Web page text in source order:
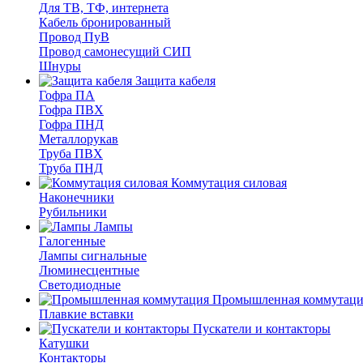
Для ТВ, ТФ, интернета
Кабель бронированный
Провод ПуВ
Провод самонесущий СИП
Шнуры
Защита кабеля
Гофра ПА
Гофра ПВХ
Гофра ПНД
Металлорукав
Труба ПВХ
Труба ПНД
Коммутация силовая
Наконечники
Рубильники
Лампы
Галогенные
Лампы сигнальные
Люминесцентные
Светодиодные
Промышленная
Плавкие вставки
Пускатели и контакторы
Катушки
Контакторы